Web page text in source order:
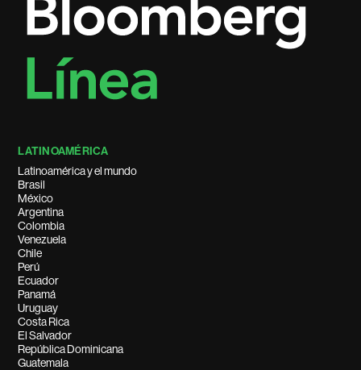
LATINOAMÉRICA
Latinoamérica y el mundo
Brasil
México
Argentina
Colombia
Venezuela
Chile
Perú
Ecuador
Panamá
Uruguay
Costa Rica
El Salvador
República Dominicana
Guatemala